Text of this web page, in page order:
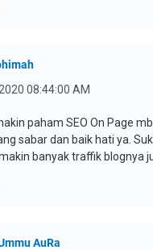
08:44:00 AM
paham SEO On Page
sabar dan baik hati ya.
banyak traffik blognya
AuRa